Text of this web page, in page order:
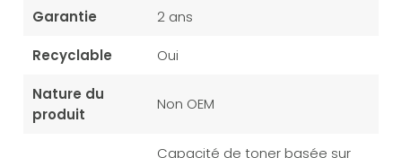
Garantie 2 ans
Recyclable Oui
Nature du
produit
Non OEM
Capacité de toner basée sur